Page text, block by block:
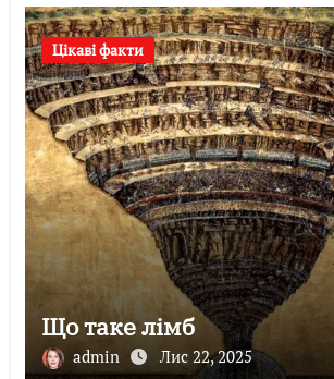
Цікаві факти
Що таке лімб
admin Лис 22, 2025